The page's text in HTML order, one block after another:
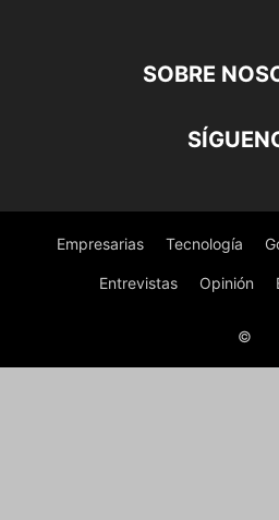
SOBRE
Empresarias Tecnología
Entrevistas Opinión
©